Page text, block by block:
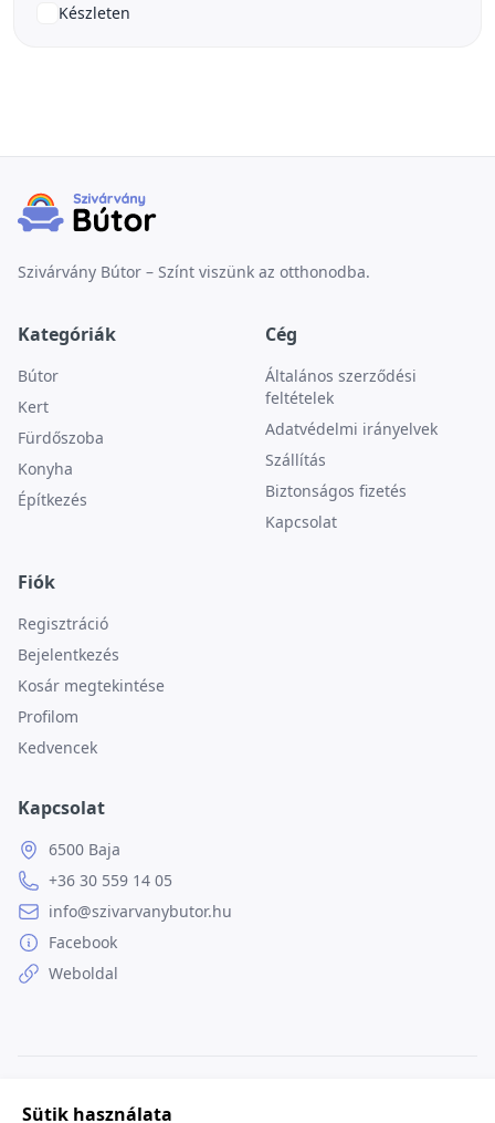
Készleten
Szivárvány Bútor – Színt viszünk az otthonodba.
Kategóriák
Bútor
Kert
Fürdőszoba
Konyha
Építkezés
Cég
Általános szerződési
feltételek
Adatvédelmi irányelvek
Szállítás
Biztonságos fizetés
Kapcsolat
Fiók
Regisztráció
Bejelentkezés
Kosár megtekintése
Profilom
Kedvencek
Kapcsolat
6500 Baja
+36 30 559 14 05
info@szivarvanybutor.hu
Facebook
Weboldal
Sütik használata